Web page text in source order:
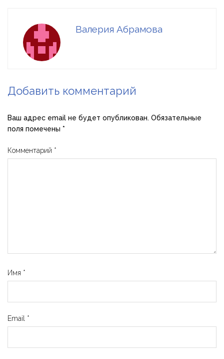
Валерия Абрамова
Добавить комментарий
Ваш адрес email не будет опубликован. Обязательные
поля помечены *
Комментарий *
Имя *
Email *